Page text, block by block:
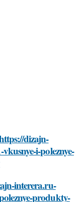
dizajn-
i-poleznye-
interera.ru-
produkty-